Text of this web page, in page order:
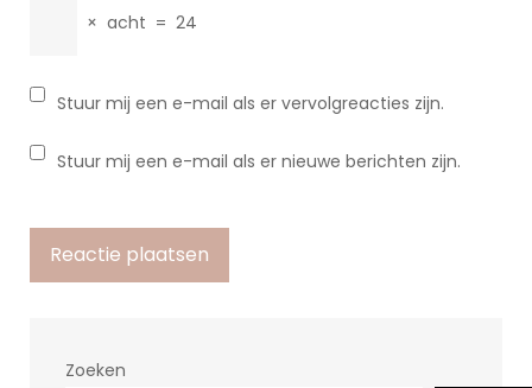
× acht = 24
Stuur mij een e-mail als er vervolgreacties zijn.
Stuur mij een e-mail als er nieuwe berichten zijn.
Zoeken